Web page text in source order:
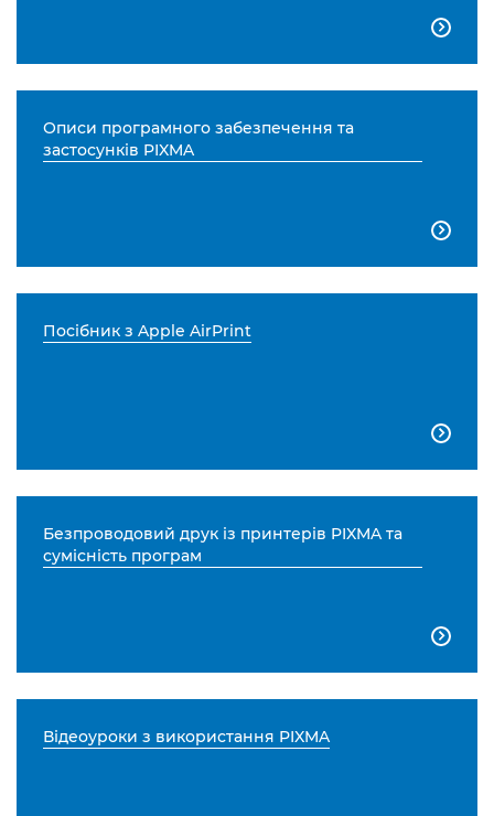

Описи програмного забезпечення та
застосунків PIXMA

Посібник з Apple AirPrint

Безпроводовий друк із принтерів PIXMA та
сумісність програм

Відеоуроки з використання PIXMA